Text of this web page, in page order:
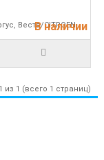
Веста/CITROEN..
В наличии
из 1 (всего 1 страниц)